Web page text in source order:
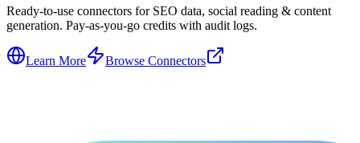
Ready-to-use connectors for SEO data, social reading & content
generation. Pay-as-you-go credits with audit logs.
Learn More Browse Connectors